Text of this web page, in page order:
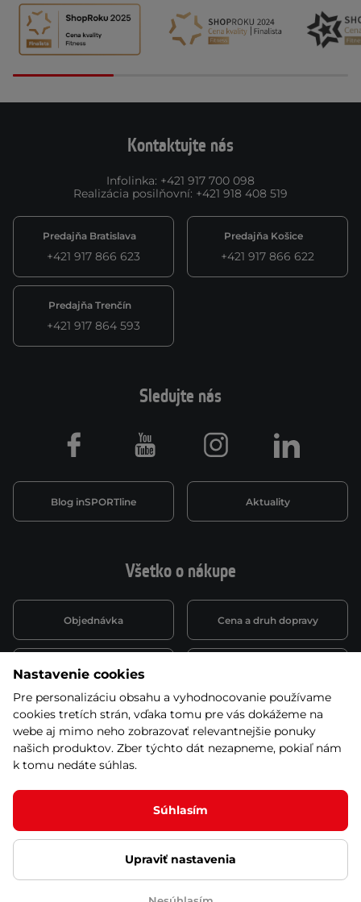
Kontaktujte nás
Infolinka: +421 917 700 098
Realizácia posilňovní: +421 918 408 519
Predajňa Bratislava
+421 917 866 623
Predajňa Košice
+421 917 866 622
Predajňa Trenčín
+421 917 864 593
Všetko o nákupe
Objednávka Cena a druh dopravy
Spôsob platby
Montáž a servis Reklamácie a záruka
Kariéra
Sledujte nás
Blog inSPORTline Aktuality
Facebook Youtube Instagram LinkedIn
© 2026 Stores inSPORTline SK, s.r.o. Všetky práva vyhradené
Ochrana osobných údajov Nastavenie cookies
Nastavenie cookies
Pre personalizáciu obsahu a vyhodnocovanie používame
cookies tretích strán, vďaka tomu pre vás dokážeme na
webe aj mimo neho zobrazovať relevantnejšie ponuky
našich produktov. Zber týchto dát nezapneme, pokiaľ nám
k tomu nedáte súhlas.
Súhlasím
Upraviť nastavenia